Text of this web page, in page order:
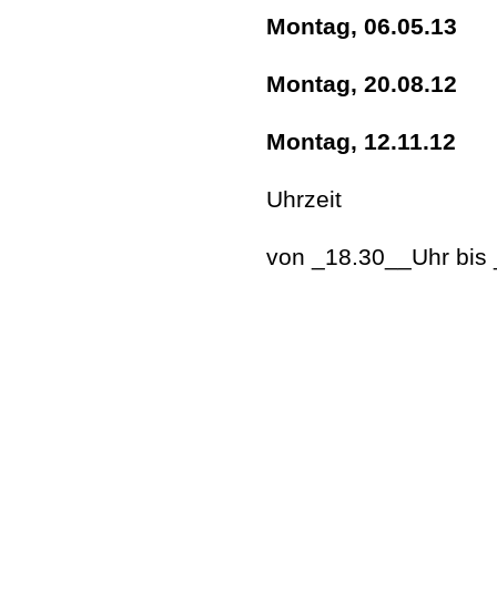
Montag, 06.05.13
Montag, 20.08.12
Montag, 12.11.12
Uhrzeit
von _18.30__Uhr bis